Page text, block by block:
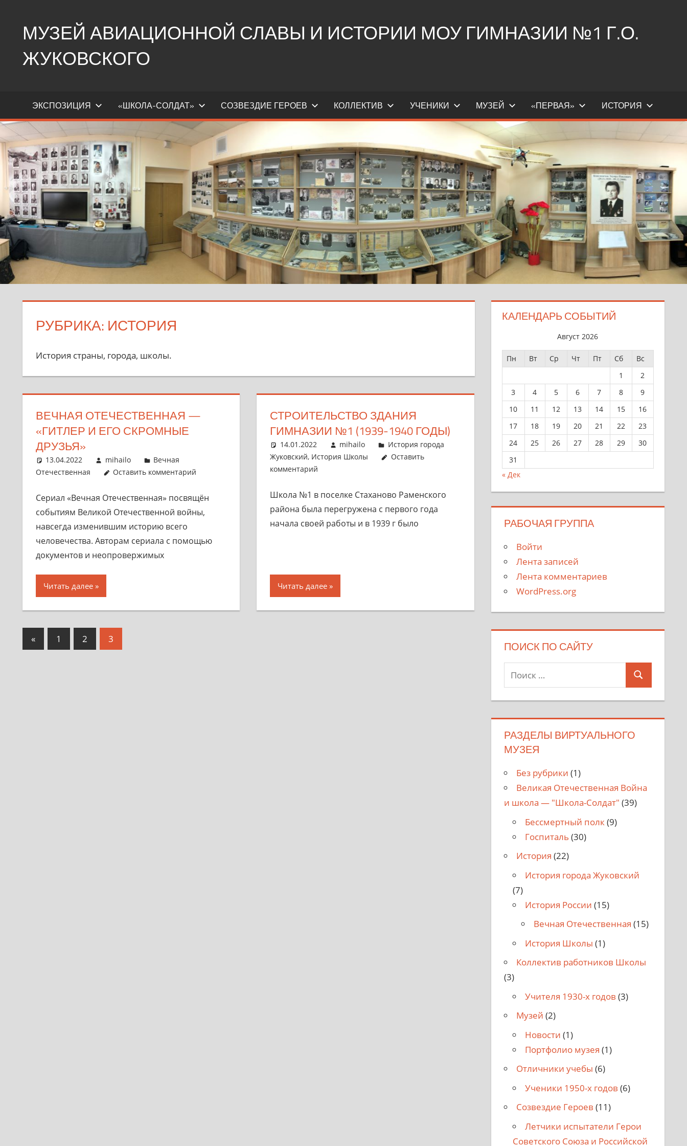
содержимому
МУЗЕЙ АВИАЦИОННОЙ СЛАВЫ И ИСТОРИИ МОУ ГИМНАЗИИ №1 Г.О.
ЖУКОВСКОГО
сайт
на
WordPress
ЭКСПОЗИЦИЯ «ШКОЛА-СОЛДАТ» СОЗВЕЗДИЕ ГЕРОЕВ КОЛЛЕКТИВ УЧЕНИКИ МУЗЕЙ «ПЕРВАЯ» ИСТОРИЯ
РУБРИКА: ИСТОРИЯ
История страны, города, школы.
ВЕЧНАЯ ОТЕЧЕСТВЕННАЯ —
«ГИТЛЕР И ЕГО СКРОМНЫЕ
ДРУЗЬЯ»
13.04.2022 mihailo
Вечная
Отечественная
Оставить комментарий
Сериал «Вечная Отечественная» посвящён
событиям Великой Отечественной войны,
навсегда изменившим историю всего
человечества. Авторам сериала с помощью
документов и неопровержимых
Читать далее
СТРОИТЕЛЬСТВО ЗДАНИЯ
ГИМНАЗИИ №1 (1939-1940 ГОДЫ)
14.01.2022 mihailo
История города
Жуковский, История Школы
Оставить
комментарий
Школа №1 в поселке Стаханово Раменского
района была перегружена с первого года
начала своей работы и в 1939 г было
Читать далее
Пагинация
«Предыдущие
записи
1 2 3
КАЛЕНДАРЬ СОБЫТИЙ
Август 2026
Пн Вт Ср Чт Пт Сб
Вс
1
2
3
4 5 6 7 8
9
10
11 12 13 14 15
16
17
18 19 20 21 22
23
24
25 26 27 28 29
30
31
« Дек
РАБОЧАЯ ГРУППА
Войти
Лента записей
Лента комментариев
WordPress.org
ПОИСК ПО САЙТУ
Поиск
для:
Поиск
РАЗДЕЛЫ ВИРТУАЛЬНОГО
МУЗЕЯ
Без рубрики (1)
Великая Отечественная Война
и школа — "Школа-Солдат" (39)
Бессмертный полк(9)
Госпиталь (30)
История (22)
История города Жуковский
(7)
История России (15)
Вечная Отечественная (15)
История Школы (1)
Коллектив работников Школы
(3)
Учителя 1930-х годов (3)
Музей (2)
Новости (1)
Портфолио музея (1)
Отличники учебы (6)
Ученики 1950-х годов (6)
Созвездие Героев (11)
Летчики испытатели Герои
Советского Союза и Российской